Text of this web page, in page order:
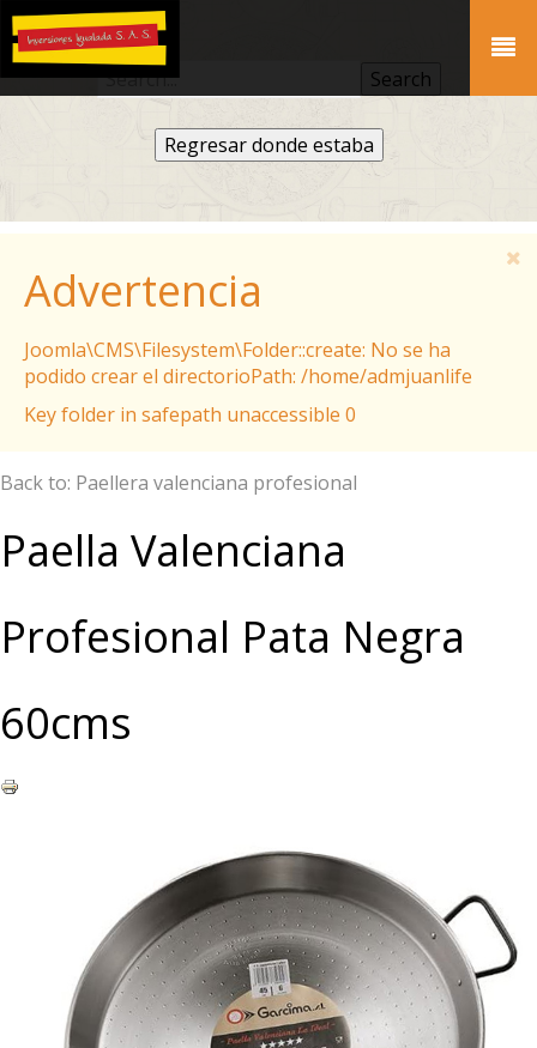
Regresar donde estaba
Advertencia
Joomla\CMS\Filesystem\Folder::create: No se ha
podido crear el directorioPath: /home/admjuanlife
Key folder in safepath unaccessible 0
Back to: Paellera valenciana profesional
Paella Valenciana
Profesional Pata Negra
60cms